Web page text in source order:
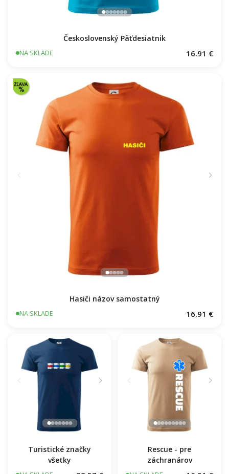
Československý Päťdesiatnik
NA SKLADE 16.91 €
Hasiči názov samostatný
NA SKLADE 16.91 €
Turistické značky
všetky
Rescue - pre
záchranárov